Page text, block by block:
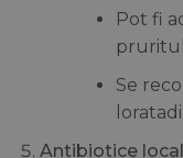
Pot fi
Se
Antibiotice